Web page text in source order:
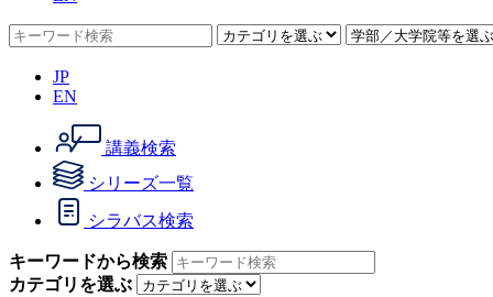
JP
EN
講義検索
シリーズ一覧
シラバス検索
キーワードから検索
カテゴリを選ぶ